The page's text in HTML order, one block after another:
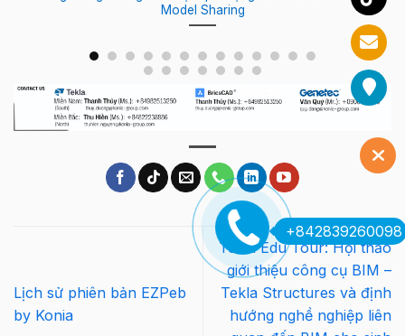
Model Sharing
Lịch sử phiên bản EZPeb
by Konia
Tekla Edu Tour: Hội thảo
giới thiệu công cụ BIM –
Tekla Structures và định
hướng nghề nghiệp liên
+842839260098